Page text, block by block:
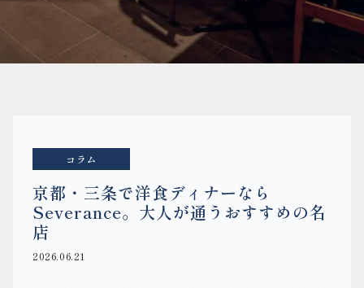
コラム
京都・三条で洋食ディナーなら
Severance。大人が通うおすすめの名
店
2026.06.21